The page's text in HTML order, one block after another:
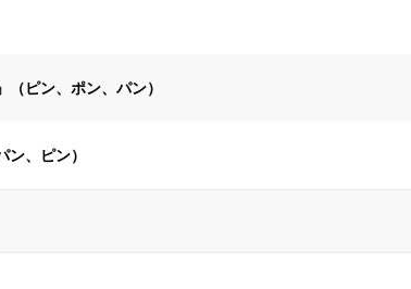
ピン、ポン、パン）
、ピン）